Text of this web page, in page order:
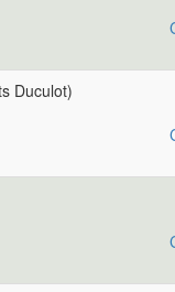
Duculot)